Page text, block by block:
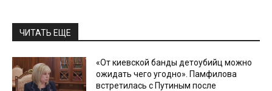
ЧИТАТЬ ЕЩЕ
«От киевской банды детоубийц можно
ожидать чего угодно». Памфилова
встретилась с Путиным после